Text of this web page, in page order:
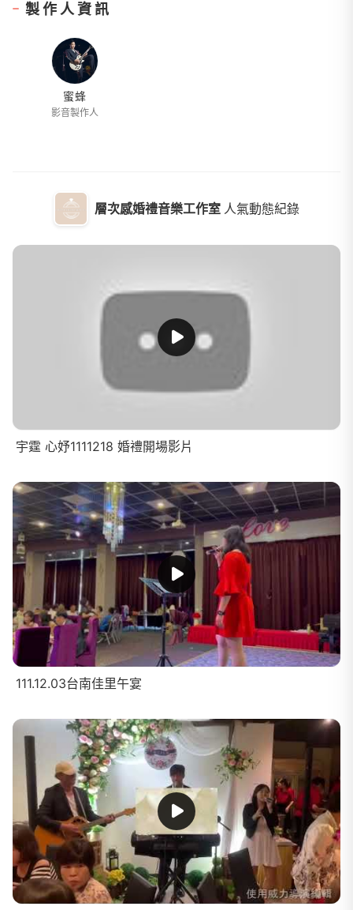
製作人資訊
蜜蜂
影音製作人
層次感婚禮音樂工作室 人氣動態紀錄
宇霆 心妤1111218 婚禮開場影片
111.12.03台南佳里午宴